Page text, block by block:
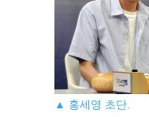
▲ 홍세영 초단.